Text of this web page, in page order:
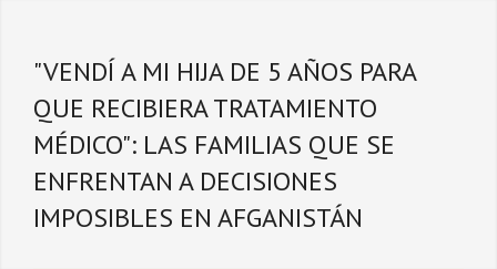
"VENDÍ A MI HIJA DE 5 AÑOS PARA
QUE RECIBIERA TRATAMIENTO
MÉDICO": LAS FAMILIAS QUE SE
ENFRENTAN A DECISIONES
IMPOSIBLES EN AFGANISTÁN